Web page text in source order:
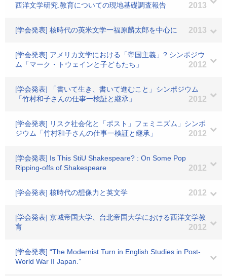
西洋文学研究.教育についての現地基礎調査報告
2013
[学会発表] 核時代の英米文学一福原麟太郎を中心に 2013
[学会発表] アメリカ文学における「帝国主義」? シンポジウ
ム「マーク・トウェインと子どもたち」
2012
[学会発表] 「書いて生き、書いて進むこと」シンポジウム
「竹村和子さんの仕事一検証と継承」
2012
[学会発表] リスク社会化と「ポスト」フェミニズム」シンポ
ジウム「竹村和子さんの仕事一検証と継承」
2012
[学会発表] Is This StiU Shakespeare? : On Some Pop
Ripping-offs of Shakespeare
2012
[学会発表] 核時代の想像力と英文学 2012
[学会発表] 京城帝国大学、台北帝国大学における西洋文学教
育
2012
[学会発表] “The Modernist Turn in English Studies in Post-
World War II Japan.”